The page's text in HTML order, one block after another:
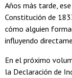
Años más tarde,
Constitución de
cómo alguien
influyendo
En el próximo
la Declaración de